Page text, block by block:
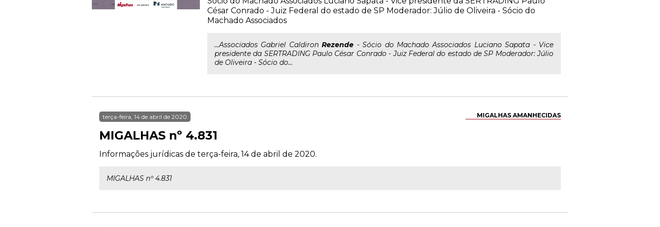
César Conrado - Juiz Federal do estado de SP Moderador: Júlio de Oliveira - Sócio do
Machado Associados
...Associados Gabriel CaldironRezende - Sócio do Machado Associados Luciano Sapata - Vice
presidente da SERTRADING Paulo César Conrado - Juiz Federal do estado de SP Moderador: Júlio
de Oliveira - Sócio do...
MIGALHAS AMANHECIDAS
terça-feira, 14 de abril de 2020
MIGALHAS nº 4.831
Informações jurídicas de terça-feira, 14 de abril de 2020.
MIGALHAS nº 4.831